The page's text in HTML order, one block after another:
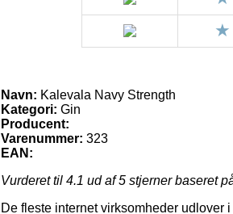
Navn: Kalevala Navy Strength
Kategori: Gin
Producent:
Varenummer: 323
EAN:
Vurderet til 4.1 ud af 5 stjerner baseret
De fleste internet virksomheder